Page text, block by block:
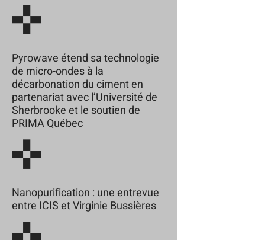
Pyrowave étend sa technologie
de micro-ondes à la
décarbonation du ciment en
partenariat avec l’Université de
Sherbrooke et le soutien de
PRIMA Québec
Nanopurification : une entrevue
entre ICIS et Virginie Bussières